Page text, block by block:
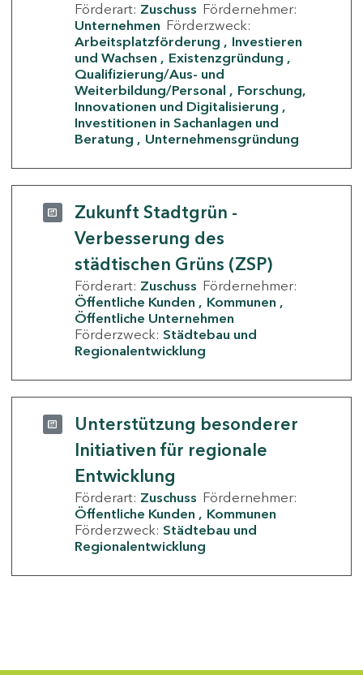
Förderart: Zuschuss Fördernehmer:
Unternehmen Förderzweck:
Arbeitsplatzförderung
Investieren
und Wachsen
Existenzgründung
Qualifizierung/Aus- und
Weiterbildung/Personal
Forschung,
Innovationen und Digitalisierung
Investitionen in Sachanlagen und
Beratung
Unternehmensgründung
Zukunft Stadtgrün -
Verbesserung des
städtischen Grüns (ZSP)
Förderart: Zuschuss Fördernehmer:
Öffentliche Kunden
Kommunen
Öffentliche Unternehmen
Förderzweck: Städtebau und
Regionalentwicklung
Unterstützung besonderer
Initiativen für regionale
Entwicklung
Förderart: Zuschuss Fördernehmer:
Öffentliche Kunden
Kommunen
Förderzweck: Städtebau und
Regionalentwicklung